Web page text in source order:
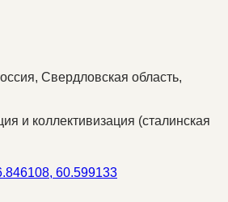
Свердловская область,
и коллективизация (сталинская
60.599133